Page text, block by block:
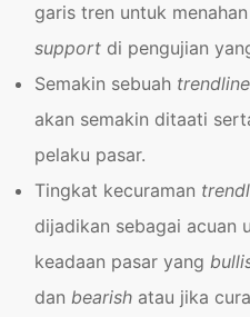
garis tren untuk menahan
support di pengujian
Semakin sebuah trendline
akan semakin ditaati
pelaku pasar.
Tingkat kecuraman
dijadikan sebagai acuan
keadaan pasar yang
dan bearish atau jika